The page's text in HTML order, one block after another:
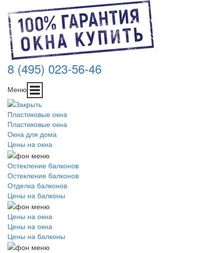
8 (495) 023-56-46
Меню
Пластиковые окна
Пластиковые окна
Окна для дома
Цены на окна
Остекление балконов
Остекление балконов
Отделка балконов
Цены на балконы
Цены на окна
Цены на окна
Цены на балконы